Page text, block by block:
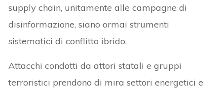
supply chain, unitamente alle campagne di
disinformazione, siano ormai strumenti
sistematici di conflitto ibrido.
Attacchi condotti da attori statali e gruppi
terroristici prendono di mira settori energetici e